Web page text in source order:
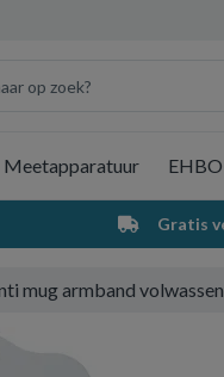
Meetapparatuur
Gratis
mug armband